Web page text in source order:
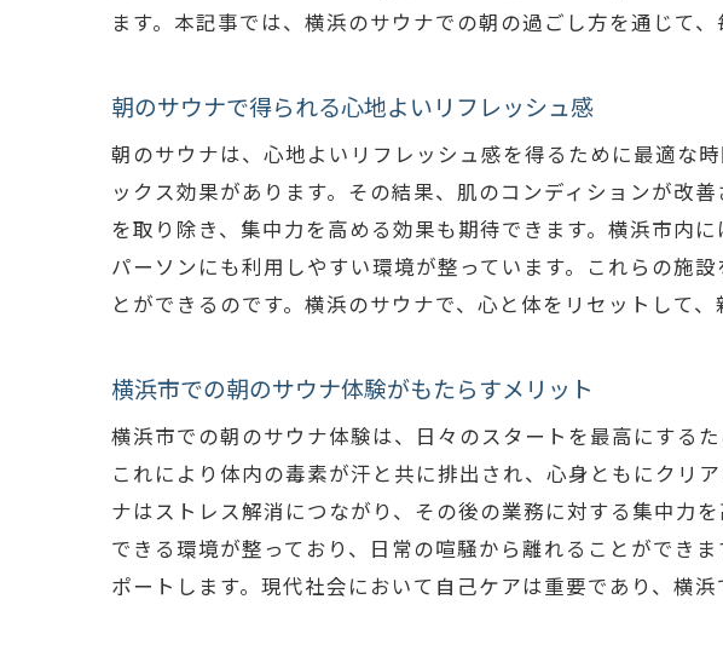
横浜のサウナで
朝サウナで
横浜市のサ
サウナがも
サウナで活
サウナの温かさ
サウナで一
温かいサウ
横浜市での
サウナで感
ます。本記事では、横浜のサウナでの朝の過ごし方を通じて
朝のサウナで得られる心地よいリフレッシュ感
朝のサウナは、心地よいリフレッシュ感を得るために最適な
ックス効果があります。その結果、肌のコンディションが改
を取り除き、集中力を高める効果も期待できます。横浜市内
パーソンにも利用しやすい環境が整っています。これらの施
とができるのです。横浜のサウナで、心と体をリセットして、
横浜市での朝のサウナ体験がもたらすメリット
横浜市での朝のサウナ体験は、日々のスタートを最高にする
これにより体内の毒素が汗と共に排出され、心身ともにクリ
ナはストレス解消につながり、その後の業務に対する集中力
できる環境が整っており、日常の喧騒から離れることができ
ポートします。現代社会において自己ケアは重要であり、横